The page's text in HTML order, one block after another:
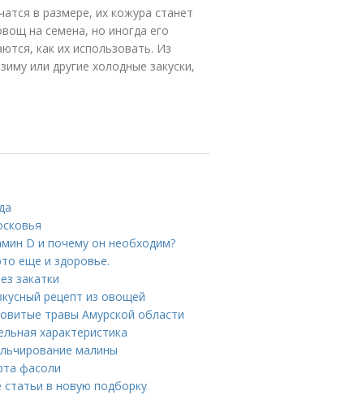
в размере, их кожура станет
на семена, но иногда его
как их использовать. Из
или другие холодные закуски,
D и почему он необходим?
еще и здоровье.
закатки
рецепт из овощей
травы Амурской области
характеристика
малины
фасоли
в новую подборку